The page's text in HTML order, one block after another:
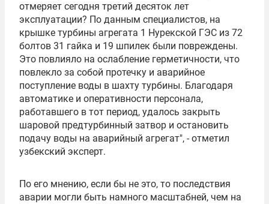
отмеряет сегодня третий десяток лет
эксплуатации? По данным специалистов, на
крышке турбины агрегата 1 Нурекской ГЭС из 72
болтов 31 гайка и 19 шпилек были повреждены.
Это повлияло на ослабление герметичности, что
повлекло за собой протечку и аварийное
поступление воды в шахту турбины. Благодаря
автоматике и оперативности персонала,
работавшего в тот период, удалось закрыть
шаровой предтурбинный затвор и остановить
подачу воды на аварийный агрегат", - отметил
узбекский эксперт.
По его мнению, если бы не это, то последствия
аварии могли быть намного масштабней, чем на